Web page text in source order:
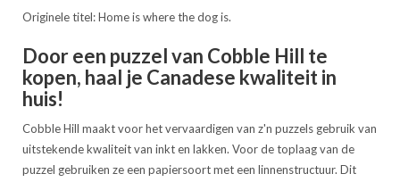
Originele titel: Home is where the dog is.
Door een puzzel van Cobble Hill te
kopen, haal je Canadese kwaliteit in
huis!
Cobble Hill maakt voor het vervaardigen van z'n puzzels gebruik van
uitstekende kwaliteit van inkt en lakken. Voor de toplaag van de
puzzel gebruiken ze een papiersoort met een linnenstructuur. Dit